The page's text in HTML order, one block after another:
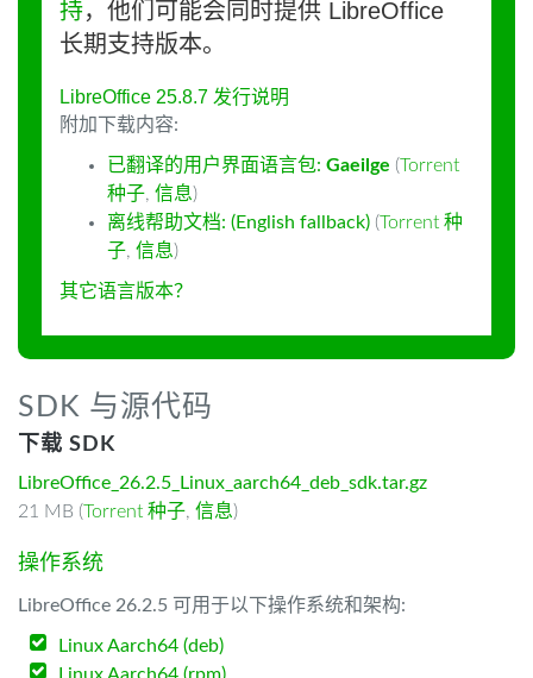
持，他们可能会同时提供 LibreOffice
长期支持版本。
LibreOffice 25.8.7 发行说明
附加下载内容:
已翻译的用户界面语言包: Gaeilge (Torrent
种子, 信息)
离线帮助文档: (English fallback) (Torrent 种
子, 信息)
其它语言版本？
SDK 与源代码
下载 SDK
LibreOffice_26.2.5_Linux_aarch64_deb_sdk.tar.gz
21 MB (Torrent 种子, 信息)
操作系统
LibreOffice 26.2.5 可用于以下操作系统和架构:
Linux Aarch64 (deb)